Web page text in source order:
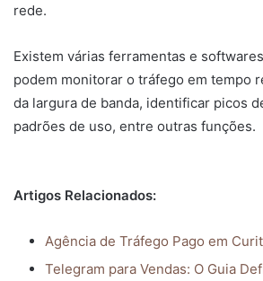
rede.
Existem várias ferramentas e
podem monitorar o tráfego em tempo
da largura de banda, identificar picos
padrões de uso, entre outras funções.
Artigos Relacionados:
Agência de Tráfego Pago em
Telegram para Vendas: O Guia